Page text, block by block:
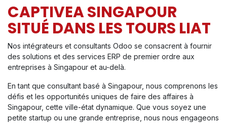
CAPTIVEA SINGAPOUR
SITUÉ DANS LES TOURS LIAT
Nos intégrateurs et consultants Odoo se consacrent à fournir
des solutions et des services ERP de premier ordre aux
entreprises à Singapour et au-delà.
En tant que consultant basé à Singapour, nous comprenons les
défis et les opportunités uniques de faire des affaires à
Singapour, cette ville-état dynamique. Que vous soyez une
petite startup ou une grande entreprise, nous nous engageons